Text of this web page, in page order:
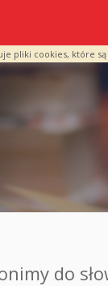
pliki cookies, które
do